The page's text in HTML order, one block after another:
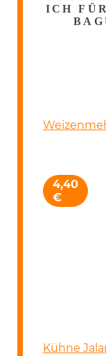
ICH
4,40
€
Kühne